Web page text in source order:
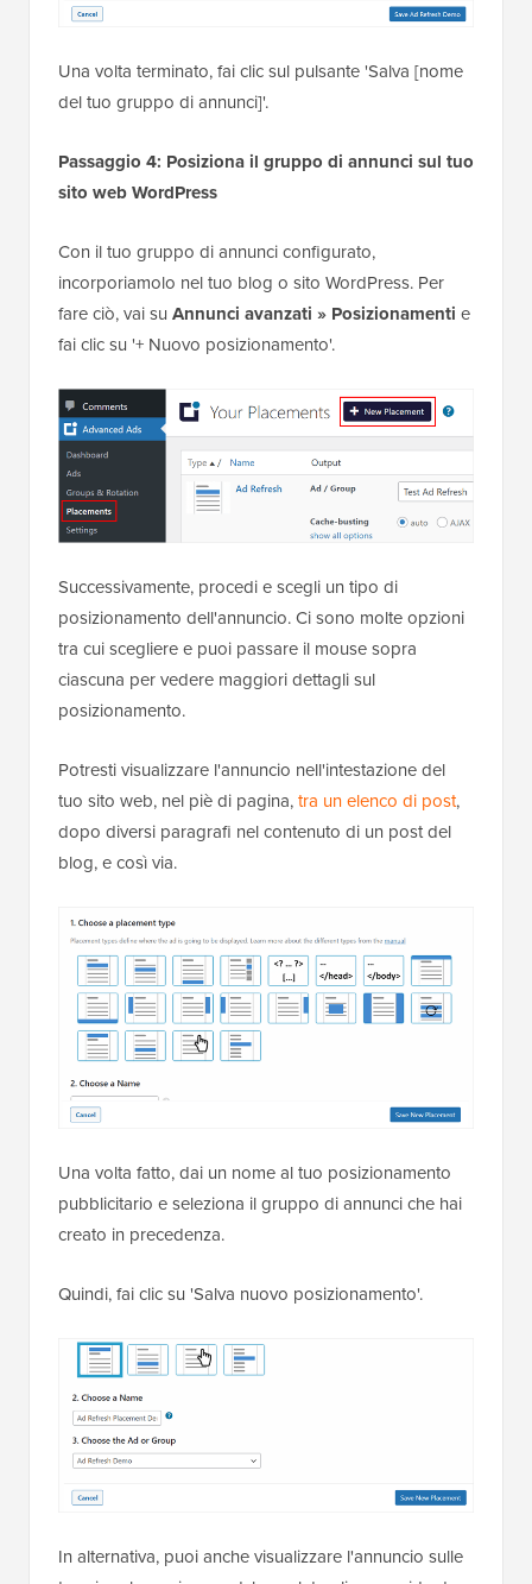
Una volta terminato, fai clic sul pulsante 'Salva [nome
del tuo gruppo di annunci]'.
Passaggio 4: Posiziona il gruppo di annunci sul tuo
sito web WordPress
Con il tuo gruppo di annunci configurato,
incorporiamolo nel tuo blog o sito WordPress. Per
fare ciò, vai su Annunci avanzati » Posizionamenti e
fai clic su '+ Nuovo posizionamento'.
Successivamente, procedi e scegli un tipo di
posizionamento dell'annuncio. Ci sono molte opzioni
tra cui scegliere e puoi passare il mouse sopra
ciascuna per vedere maggiori dettagli sul
posizionamento.
Potresti visualizzare l'annuncio nell'intestazione del
tuo sito web, nel piè di pagina,tra un elenco di post,
dopo diversi paragrafi nel contenuto di un post del
blog, e così via.
Una volta fatto, dai un nome al tuo posizionamento
pubblicitario e seleziona il gruppo di annunci che hai
creato in precedenza.
Quindi, fai clic su 'Salva nuovo posizionamento'.
In alternativa, puoi anche visualizzare l'annuncio sulle